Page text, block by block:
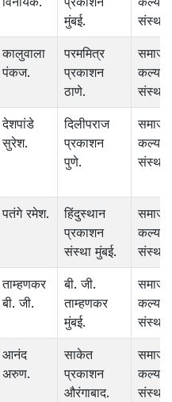
मुंबई.
संस्था.
कालुवाला
पंकज.
परममित्र
प्रकाशन
ठाणे.
समाज
कल्याण
संस्था.
देशपांडे
सुरेश.
दिलीपराज
प्रकाशन
पुणे.
समाज
कल्याण
संस्था.
पतंगे रमेश.
हिंदुस्थान
प्रकाशन
संस्था मुंबई.
समाज
कल्याण
संस्था.
ताम्हणकर
बी. जी.
बी. जी.
ताम्हणकर
मुंबई.
समाज
कल्याण
संस्था.
आनंद
अरुण.
साकेत
प्रकाशन
औरंगाबाद.
समाज
कल्याण
संस्था.